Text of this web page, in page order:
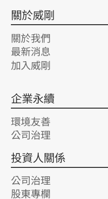
關於威剛
關於我們
最新消息
加入威剛
企業永續
環境友善
公司治理
投資人關係
公司治理
股東專欄